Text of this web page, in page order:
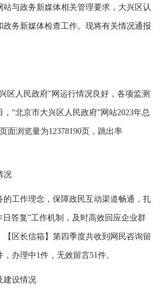
与政务新媒体相关管理要求，大兴区认
务新媒体检查工作。现将有关情况通报
人民政府”网运行情况良好，各项监测
“北京市大兴区人民政府”网站2023年总
面浏览量为12378190页，跳出率
况
工作理念，保障政民互动渠道畅通，扎
日答复”工作机制，及时高效回应企业群
【区长信箱】第四季度共收到网民咨询留
办理中1件，无效留言51件。
设情况